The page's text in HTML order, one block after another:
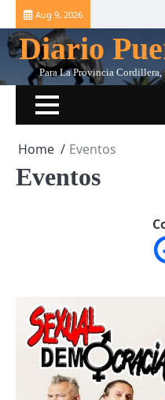
Skip
to
content
Aug 9, 2026
Diario
Para La Provincia
Home Eventos
Eventos